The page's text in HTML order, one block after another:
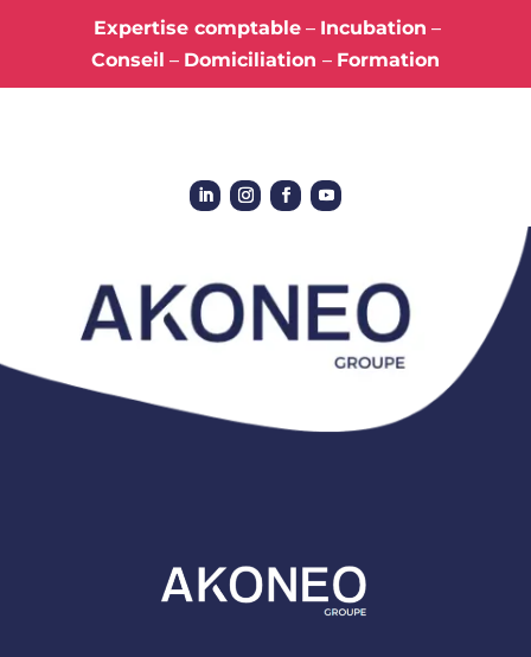
Expertise comptable – Incubation –
Conseil – Domiciliation – Formation